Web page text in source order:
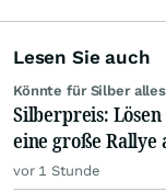
Lesen Sie auch
Könnte für Silber
Silberpreis:
eine große Rallye
vor 1 Stunde